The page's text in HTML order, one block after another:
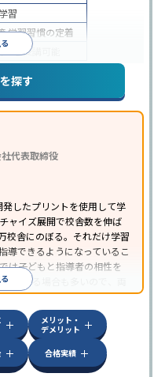
習
学習習慣の定着
ら受講可能
探す
代表取締役
したプリントを使用して学
ャイズ展開で校舎数を伸ば
校舎にのぼる。それだけ学習
導できるようになっているこ
は子どもと指導者の相性を
舎ある場合も多いので、両
メリット・
デメリット
合格実績